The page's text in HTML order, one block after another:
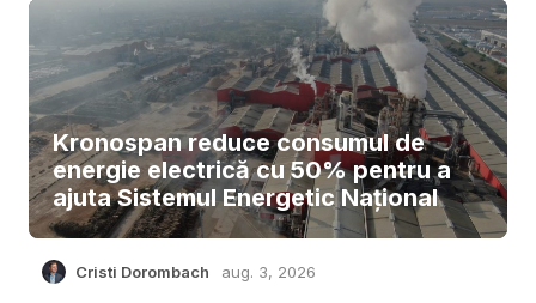
Kronospan reduce consumul de
energie electrică cu 50% pentru a
ajuta Sistemul Energetic Național
Cristi Dorombach aug. 3, 2026